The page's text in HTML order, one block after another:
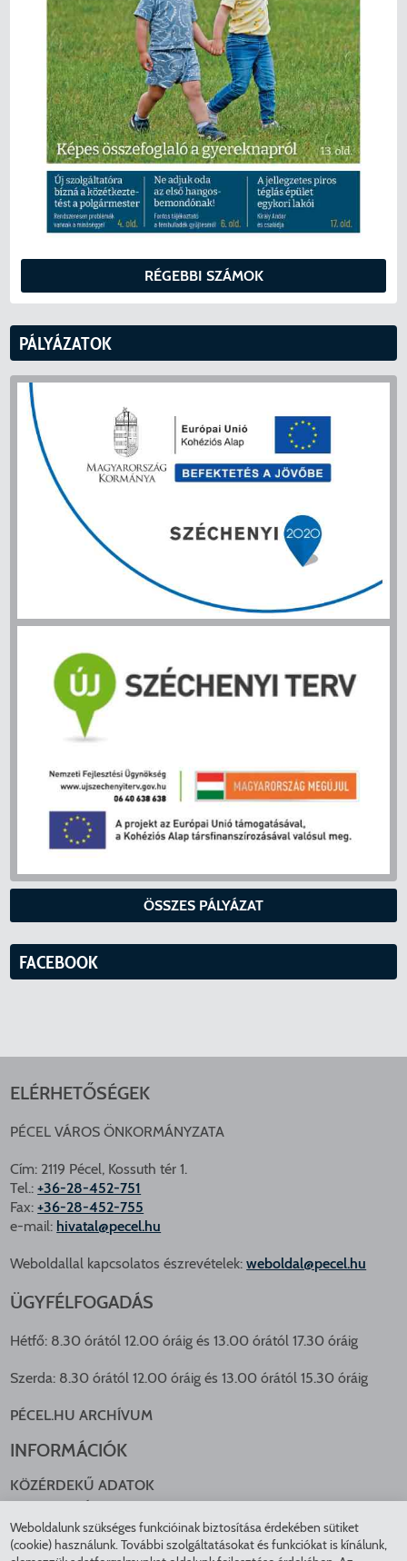
RÉGEBBI SZÁMOK
PÁLYÁZATOK
ÖSSZES PÁLYÁZAT
FACEBOOK
ELÉRHETŐSÉGEK
PÉCEL VÁROS ÖNKORMÁNYZATA
Cím: 2119 Pécel, Kossuth tér 1.
Tel.:+36-28-452-751
Fax:+36-28-452-755
e-mail: hivatal@pecel.hu
Weboldallal kapcsolatos észrevételek:weboldal@pecel.hu
ÜGYFÉLFOGADÁS
Hétfő: 8.30 órától 12.00 óráig és 13.00 órától 17.30 óráig
Szerda: 8.30 órától 12.00 óráig és 13.00 órától 15.30 óráig
PÉCEL.HU ARCHÍVUM
INFORMÁCIÓK
KÖZÉRDEKŰ ADATOK
KÖZLEKEDÉS
ADATKEZELÉS
Weboldalunk szükséges funkcióinak biztosítása érdekében sütiket
(cookie) használunk. További szolgáltatásokat és funkciókat is kínálunk,